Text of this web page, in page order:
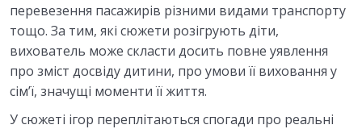
перевезення пасажирів різними видами транспорту
тощо. За тим, які сюжети розігрують діти,
вихователь може скласти досить повне уявлення
про зміст досвіду дитини, про умови її виховання у
сім’ї, значущі моменти її життя.
У сюжеті ігор переплітаються спогади про реальні